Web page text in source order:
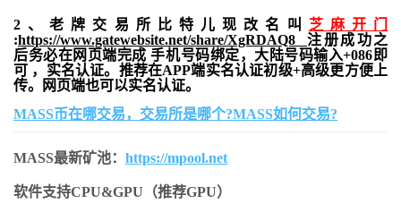
2、老牌交易所比特儿现改名叫 芝麻开门
:https://www.gatewebsite.net/share/XgRDAQ8 注册成功之
后务必在网页端完成 手机号码绑定，大陆号码输入+086即
可 ，实名认证。推荐在APP端实名认证初级+高级更方便上
传。网页端也可以实名认证。
MASS币在哪交易，交易所是哪个?MASS如何交易?
MASS最新矿池： https://mpool.net
软件支持CPU&GPU（推荐GPU）